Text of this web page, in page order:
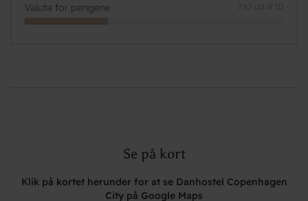
Valuta for pengene 7,67 ud af 10
Se på kort
Klik på kortet herunder for at se Danhostel Copenhagen
City på Google Maps